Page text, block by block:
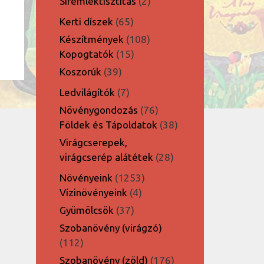
Kerti díszek 6565
termék
Készítmények 108108
Kopogtatók 1515
Koszorúk 3939
termék
Ledvilágítók 77
termék
Növénygondozás 7676
termék
Földek és Tápoldatok 3838
Virágcserepek,
virágcserép alátétek 2828
Növényeink 12531253
termék
Vízinövényeink 44
Gyümölcsök 3737
termék
Szobanövény (virágzó)
112112
termék
Szobanövény (zöld) 176176